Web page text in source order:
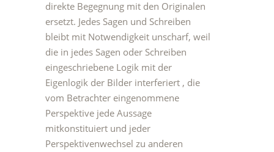
direkte Begegnung mit den Originalen
ersetzt. Jedes Sagen und Schreiben
bleibt mit Notwendigkeit unscharf, weil
die in jedes Sagen oder Schreiben
eingeschriebene Logik mit der
Eigenlogik der Bilder interferiert , die
vom Betrachter eingenommene
Perspektive jede Aussage
mitkonstituiert und jeder
Perspektivenwechsel zu anderen